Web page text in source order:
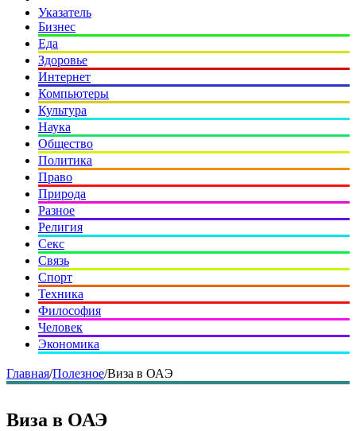
Указатель
Бизнес
Еда
Здоровье
Интернет
Компьютеры
Культура
Наука
Общество
Политика
Право
Природа
Разное
Религия
Секс
Связь
Спорт
Техника
Философия
Человек
Экономика
Главная/Полезное/Виза в ОАЭ
Виза в ОАЭ